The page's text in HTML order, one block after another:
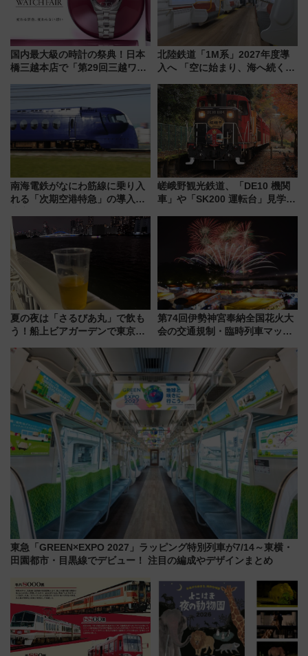
国内最大級の時計の祭典！日本
橋三越本店で「第29回三越ワー
【2026年8月5日～25日】
北陸鉄道「1M系」2027年度導
入へ 「空に始まり、海へ続く」
神秘的なデザイン
南海電鉄がなにわ筋線に乗り入
れる「次期空港特急」の導入を
日本初の鉄道デザイン
嵯峨野観光鉄道、「DE10 機関
車」や「SK200 運転台」見学ツ
トの一環で激レア体験できちゃ
うかも 参加方法やスケジュール
をご紹介
夏の夜は「さるびあ丸」で飲も
う！船上ビアガーデンで東京湾
杯……工場直送生ビールや島グ
ルメが美味い
第74回伊勢神宮奉納全国花火大
会の交通規制・臨時列車マッ
セス
東急「GREEN×EXPO 2027」ラッピング特別列車が7/14～東横・
田園都市・目黒線でデビュー！ 注目の編成やデザインまとめ